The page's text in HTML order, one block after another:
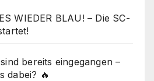
WIEDER BLAU! – Die SC-
bereits eingegangen –
dabei? 🔥